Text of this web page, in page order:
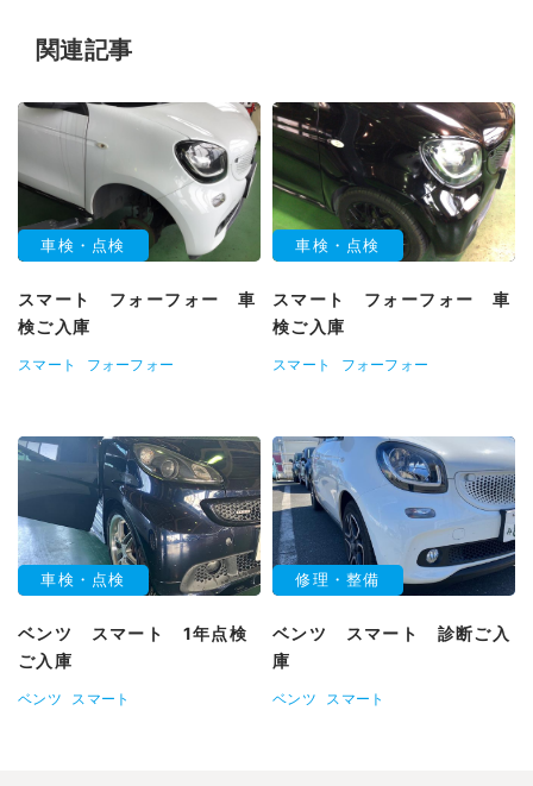
関連記事
車検・点検
スマート フォーフォー 車
検ご入庫
スマート フォーフォー
車検・点検
スマート フォーフォー 車
検ご入庫
スマート フォーフォー
車検・点検
ベンツ スマート 1年点検
ご入庫
ベンツ スマート
修理・整備
ベンツ スマート 診断ご入
庫
ベンツ スマート